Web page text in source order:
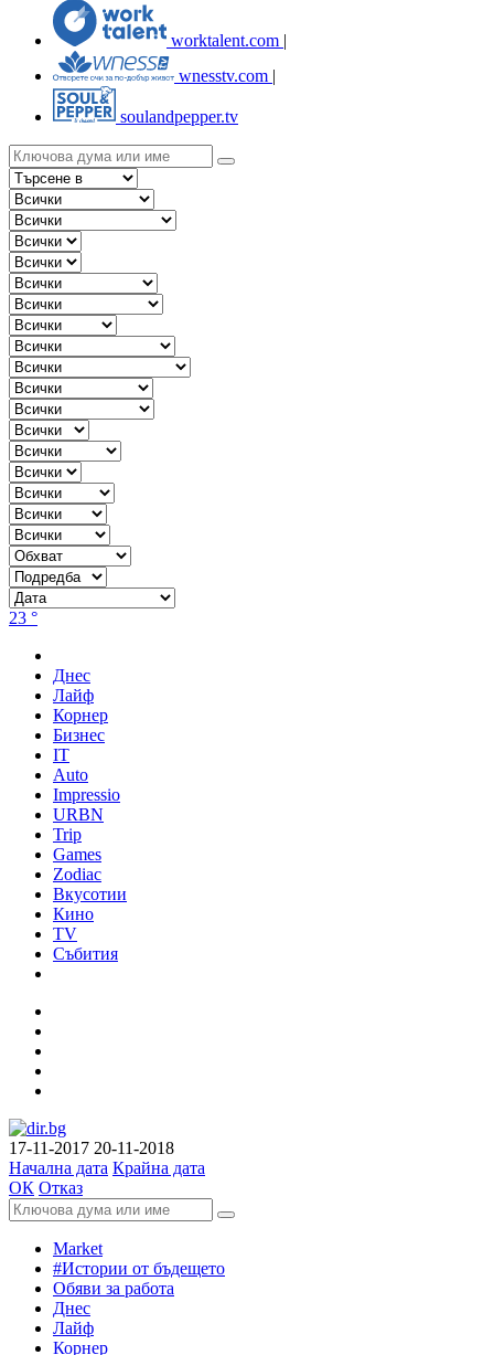
worktalent.com |
wnesstv.com |
soulandpepper.tv
23 °
Днес
Лайф
Корнер
Бизнес
IT
Auto
Impressio
URBN
Trip
Games
Zodiac
Вкусотии
Кино
TV
Събития
17-11-2017 20-11-2018
Начална дата Крайна дата
ОК Отказ
Market
#Истории от бъдещето
Обяви за работа
Днес
Лайф
Корнер